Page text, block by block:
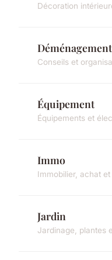
Décoration
Déménagement
Conseils et
Équipement
Équipements et
Immo
Immobilier, achat
Jardin
Jardinage, plantes